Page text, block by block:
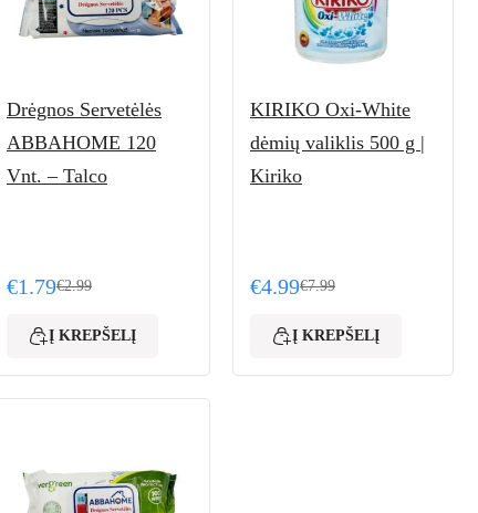
Drėgnos Servetėlės
ABBAHOME 120
Vnt. – Talco
€2.99
Original price was: €2.99.
€1.79
Current price is: €1.79.
Į KREPŠELĮ
KIRIKO Oxi-White
dėmių valiklis 500 g |
Kiriko
€7.99
Original price was:
€4.99
Current price is: €4.99.
Į KREPŠELĮ